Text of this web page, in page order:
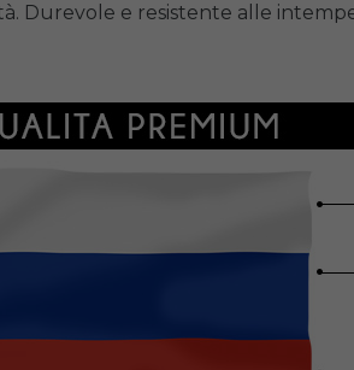
Durevole e resistente alle